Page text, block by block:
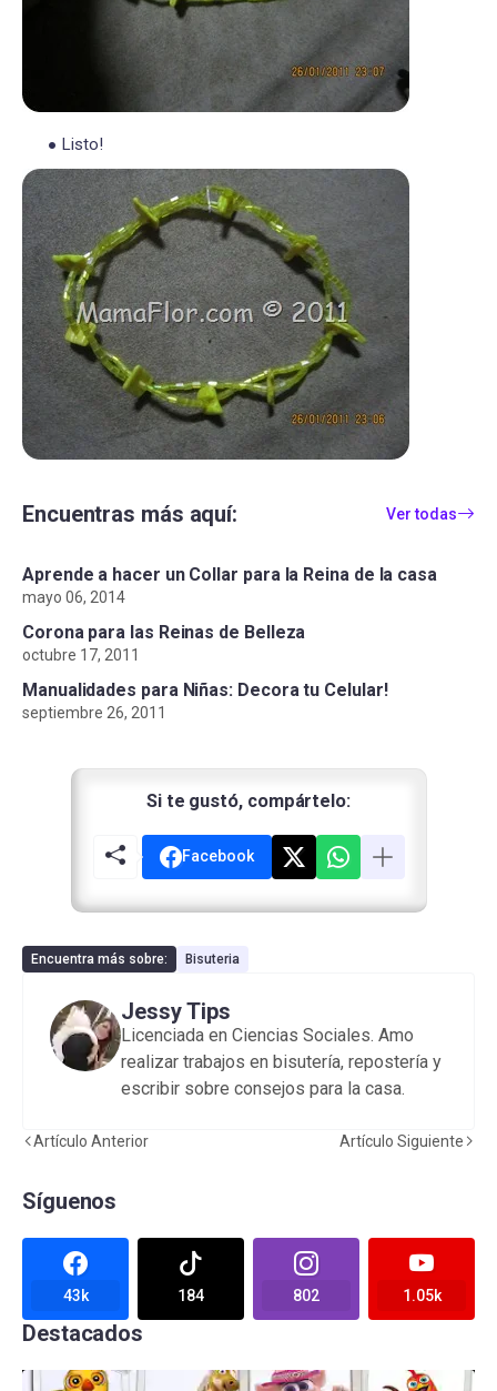
Listo!
Encuentras más aquí: Ver todas
Aprende a hacer un Collar para la Reina de la casa
mayo 06, 2014
Corona para las Reinas de Belleza
octubre 17, 2011
Manualidades para Niñas: Decora tu Celular!
septiembre 26, 2011
Si te gustó, compártelo:
Facebook
Encuentra más sobre: Bisuteria
Jessy Tips
Licenciada en Ciencias Sociales. Amo
realizar trabajos en bisutería, repostería y
escribir sobre consejos para la casa.
Artículo Anterior Artículo Siguiente
Síguenos
43k 184 802 1.05k
Destacados